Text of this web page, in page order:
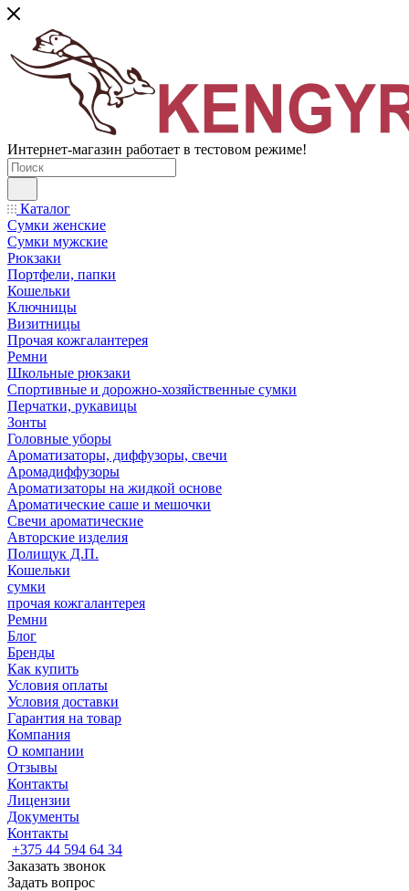
Интернет-магазин работает в тестовом режиме!
Каталог
Сумки женские
Сумки мужские
Рюкзаки
Портфели, папки
Кошельки
Ключницы
Визитницы
Прочая кожгалантерея
Ремни
Школьные рюкзаки
Спортивные и дорожно-хозяйственные сумки
Перчатки, рукавицы
Зонты
Головные уборы
Ароматизаторы, диффузоры, свечи
Аромадиффузоры
Ароматизаторы на жидкой основе
Ароматические саше и мешочки
Свечи ароматические
Авторские изделия
Полищук Д.П.
Кошельки
сумки
прочая кожгалантерея
Ремни
Блог
Бренды
Как купить
Условия оплаты
Условия доставки
Гарантия на товар
Компания
О компании
Отзывы
Контакты
Лицензии
Документы
Контакты
+375 44 594 64 34
Заказать звонок
Задать вопрос